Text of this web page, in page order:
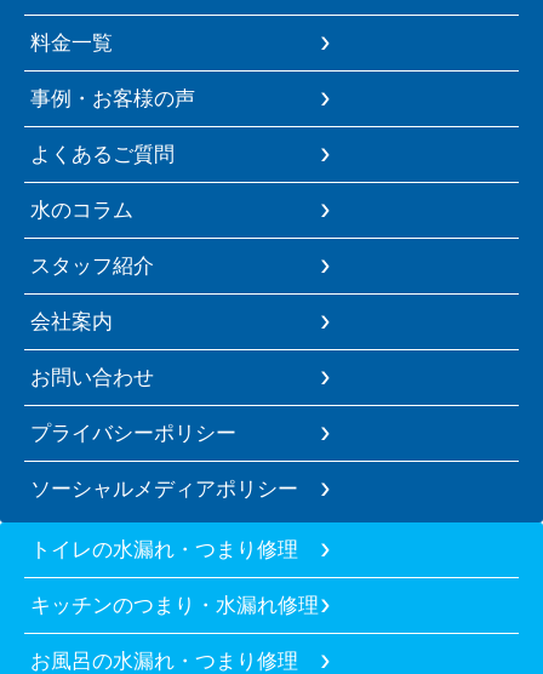
料金一覧
事例・お客様の声
よくあるご質問
水のコラム
スタッフ紹介
会社案内
お問い合わせ
プライバシーポリシー
ソーシャルメディアポリシー
トイレの水漏れ・つまり修理
キッチンのつまり・水漏れ修理
お風呂の水漏れ・つまり修理